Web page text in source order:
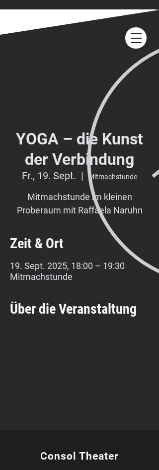
YOGA – die Kunst
der Verbindung
Fr., 19. Sept.
  |
Mitmachstunde
Mitmachstunde im kleinen
Proberaum mit Raffaela Naruhn
Zeit & Ort
19. Sept. 2025, 18:00 – 19:30
Mitmachstunde
Über die Veranstaltung
Consol Theater